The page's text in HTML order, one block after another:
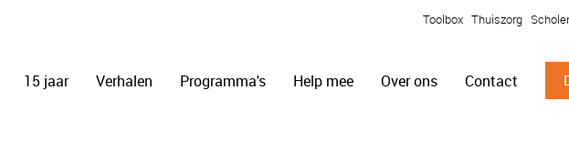
Toolbox Thuiszorg
15 jaar Verhalen Programma's Help mee Over ons Contact